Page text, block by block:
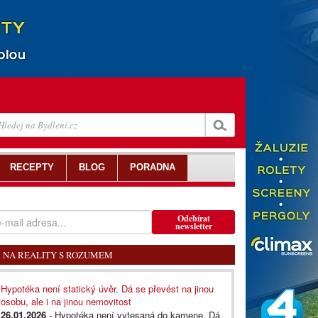
Odebírat
newsletter
NA REALITY S ROZUMEM
Hypotéka není statický úvěr. Dá se převést na jinou
osobu, ale i na jinou nemovitost
26.01.2026 - Hypotéka není vytesaná do kamene. Dá
RECEPTY BLOG PORADNA